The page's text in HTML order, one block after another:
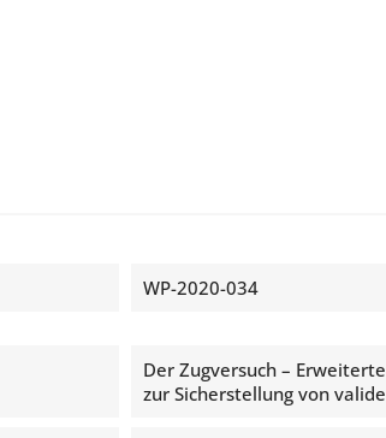
WP-2020-034
Der Zugversuch –
zur Sicherstellung von